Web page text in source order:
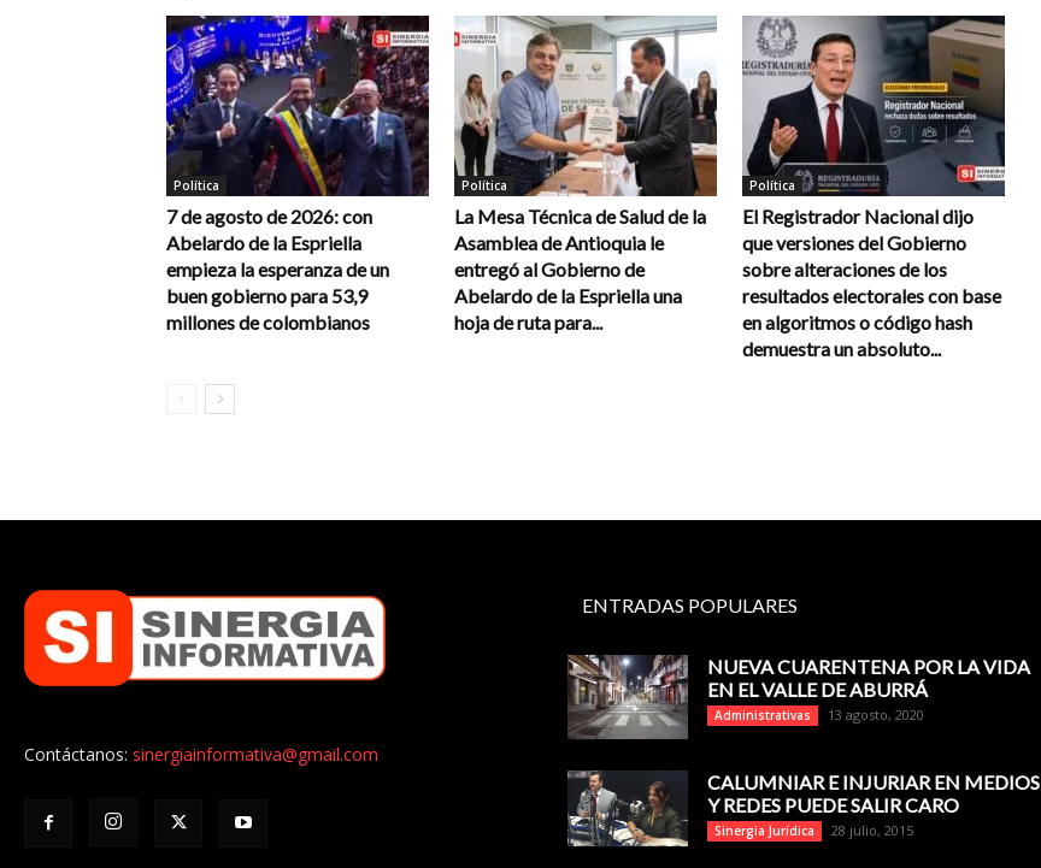
Política
7 de agosto de 2026: con
Abelardo de la Espriella
empieza la esperanza de un
buen gobierno para 53,9
millones de colombianos
Política
La Mesa Técnica de Salud de la
Asamblea de Antioquia le
entregó al Gobierno de
Abelardo de la Espriella una
hoja de ruta para...
Política
El Registrador Nacional dijo
que versiones del Gobierno
sobre alteraciones de los
resultados electorales con base
en algoritmos o código hash
demuestra un absoluto...
Contáctanos: sinergiainformativa@gmail.com
ENTRADAS POPULARES
NUEVA CUARENTENA POR LA VIDA
EN EL VALLE DE ABURRÁ
Administrativas 13 agosto, 2020
CALUMNIAR E INJURIAR EN MEDIOS
Y REDES PUEDE SALIR CARO
Sinergia Jurídica 28 julio, 2015